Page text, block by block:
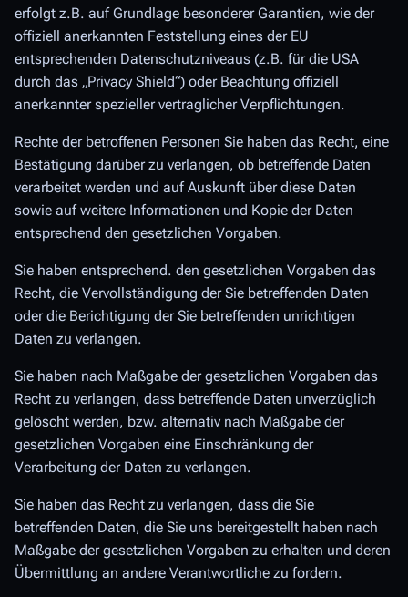
erfolgt z.B. auf Grundlage besonderer Garantien, wie der
offiziell anerkannten Feststellung eines der EU
entsprechenden Datenschutzniveaus (z.B. für die USA
durch das „Privacy Shield“) oder Beachtung offiziell
anerkannter spezieller vertraglicher Verpflichtungen.
Rechte der betroffenen Personen Sie haben das Recht, eine
Bestätigung darüber zu verlangen, ob betreffende Daten
verarbeitet werden und auf Auskunft über diese Daten
sowie auf weitere Informationen und Kopie der Daten
entsprechend den gesetzlichen Vorgaben.
Sie haben entsprechend. den gesetzlichen Vorgaben das
Recht, die Vervollständigung der Sie betreffenden Daten
oder die Berichtigung der Sie betreffenden unrichtigen
Daten zu verlangen.
Sie haben nach Maßgabe der gesetzlichen Vorgaben das
Recht zu verlangen, dass betreffende Daten unverzüglich
gelöscht werden, bzw. alternativ nach Maßgabe der
gesetzlichen Vorgaben eine Einschränkung der
Verarbeitung der Daten zu verlangen.
Sie haben das Recht zu verlangen, dass die Sie
betreffenden Daten, die Sie uns bereitgestellt haben nach
Maßgabe der gesetzlichen Vorgaben zu erhalten und deren
Übermittlung an andere Verantwortliche zu fordern.